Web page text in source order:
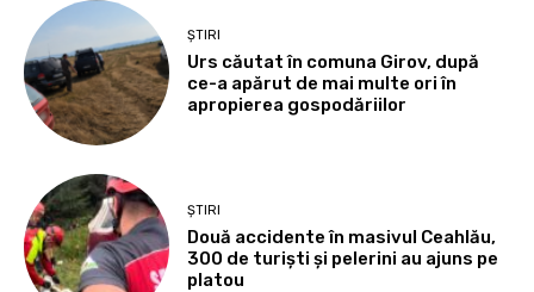
ȘTIRI
Urs căutat în comuna Girov, după
ce-a apărut de mai multe ori în
apropierea gospodăriilor
ȘTIRI
Două accidente în masivul Ceahlău,
300 de turiști și pelerini au ajuns pe
platou